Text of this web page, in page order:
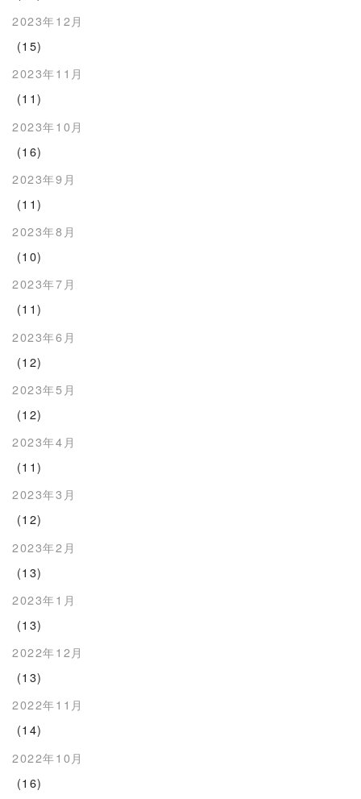
2023年12月
(15)
2023年11月
(11)
2023年10月
(16)
2023年9月
(11)
2023年8月
(10)
2023年7月
(11)
2023年6月
(12)
2023年5月
(12)
2023年4月
(11)
2023年3月
(12)
2023年2月
(13)
2023年1月
(13)
2022年12月
(13)
2022年11月
(14)
2022年10月
(16)